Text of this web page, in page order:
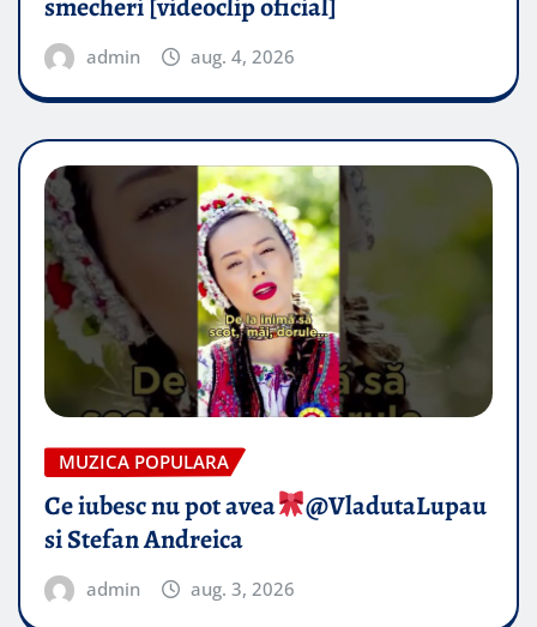
smecheri [videoclip oficial]
admin aug. 4, 2026
MUZICA POPULARA
Ce iubesc nu pot avea
​@VladutaLupau
si Stefan Andreica
admin aug. 3, 2026